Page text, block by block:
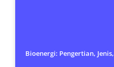
Bioenergi: Pengertian,